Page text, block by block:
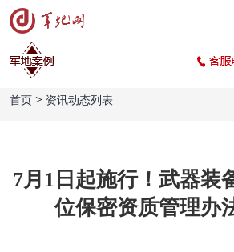
首页 > 资讯动态列表
7月1日起施行！武器装
位保密资质管理办